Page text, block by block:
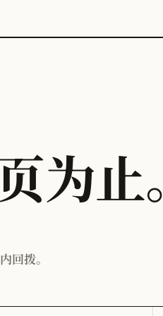
为止。
回拨。